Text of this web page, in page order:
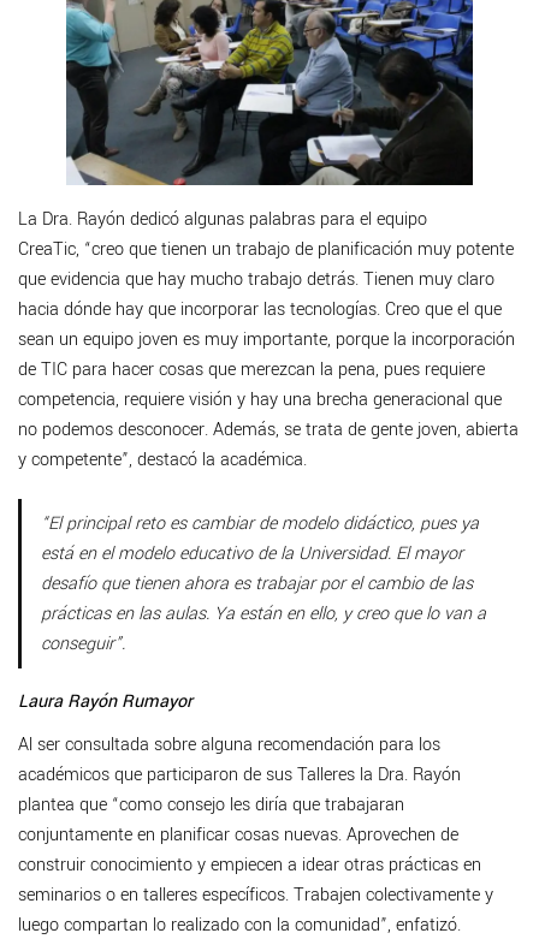
La Dra. Rayón dedicó algunas palabras para el equipo
CreaTic, “creo que tienen un trabajo de planificación muy potente
que evidencia que hay mucho trabajo detrás. Tienen muy claro
hacia dónde hay que incorporar las tecnologías. Creo que el que
sean un equipo joven es muy importante, porque la incorporación
de TIC para hacer cosas que merezcan la pena, pues requiere
competencia, requiere visión y hay una brecha generacional que
no podemos desconocer. Además, se trata de gente joven, abierta
y competente”, destacó la académica.
“El principal reto es cambiar de modelo didáctico, pues ya
está en el modelo educativo de la Universidad. El mayor
desafío que tienen ahora es trabajar por el cambio de las
prácticas en las aulas. Ya están en ello, y creo que lo van a
conseguir”.
Laura Rayón Rumayor
Al ser consultada sobre alguna recomendación para los
académicos que participaron de sus Talleres la Dra. Rayón
plantea que “como consejo les diría que trabajaran
conjuntamente en planificar cosas nuevas. Aprovechen de
construir conocimiento y empiecen a idear otras prácticas en
seminarios o en talleres específicos. Trabajen colectivamente y
luego compartan lo realizado con la comunidad”, enfatizó.